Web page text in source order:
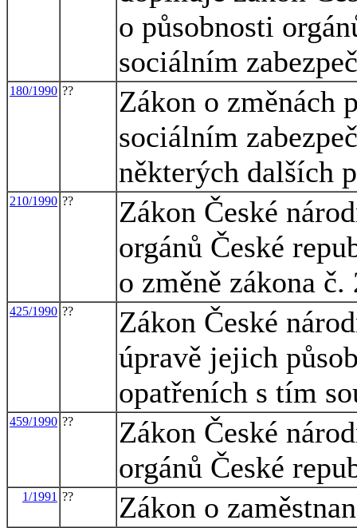
o působnosti
sociálním
180/1990 ??
Zákon o změnách
sociálním
některých dalších
210/1990 ??
Zákon České
orgánů České
o změně zákona
425/1990 ??
Zákon České
úpravě jejich
opatřeních s tím
459/1990 ??
Zákon České
orgánů České
1/1991 ?? Zákon o